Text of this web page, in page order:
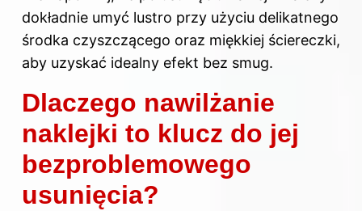
dokładnie umyć lustro przy użyciu delikatnego
środka czyszczącego oraz miękkiej ściereczki,
aby uzyskać idealny efekt bez smug.
Dlaczego nawilżanie
naklejki to klucz do jej
bezproblemowego
usunięcia?